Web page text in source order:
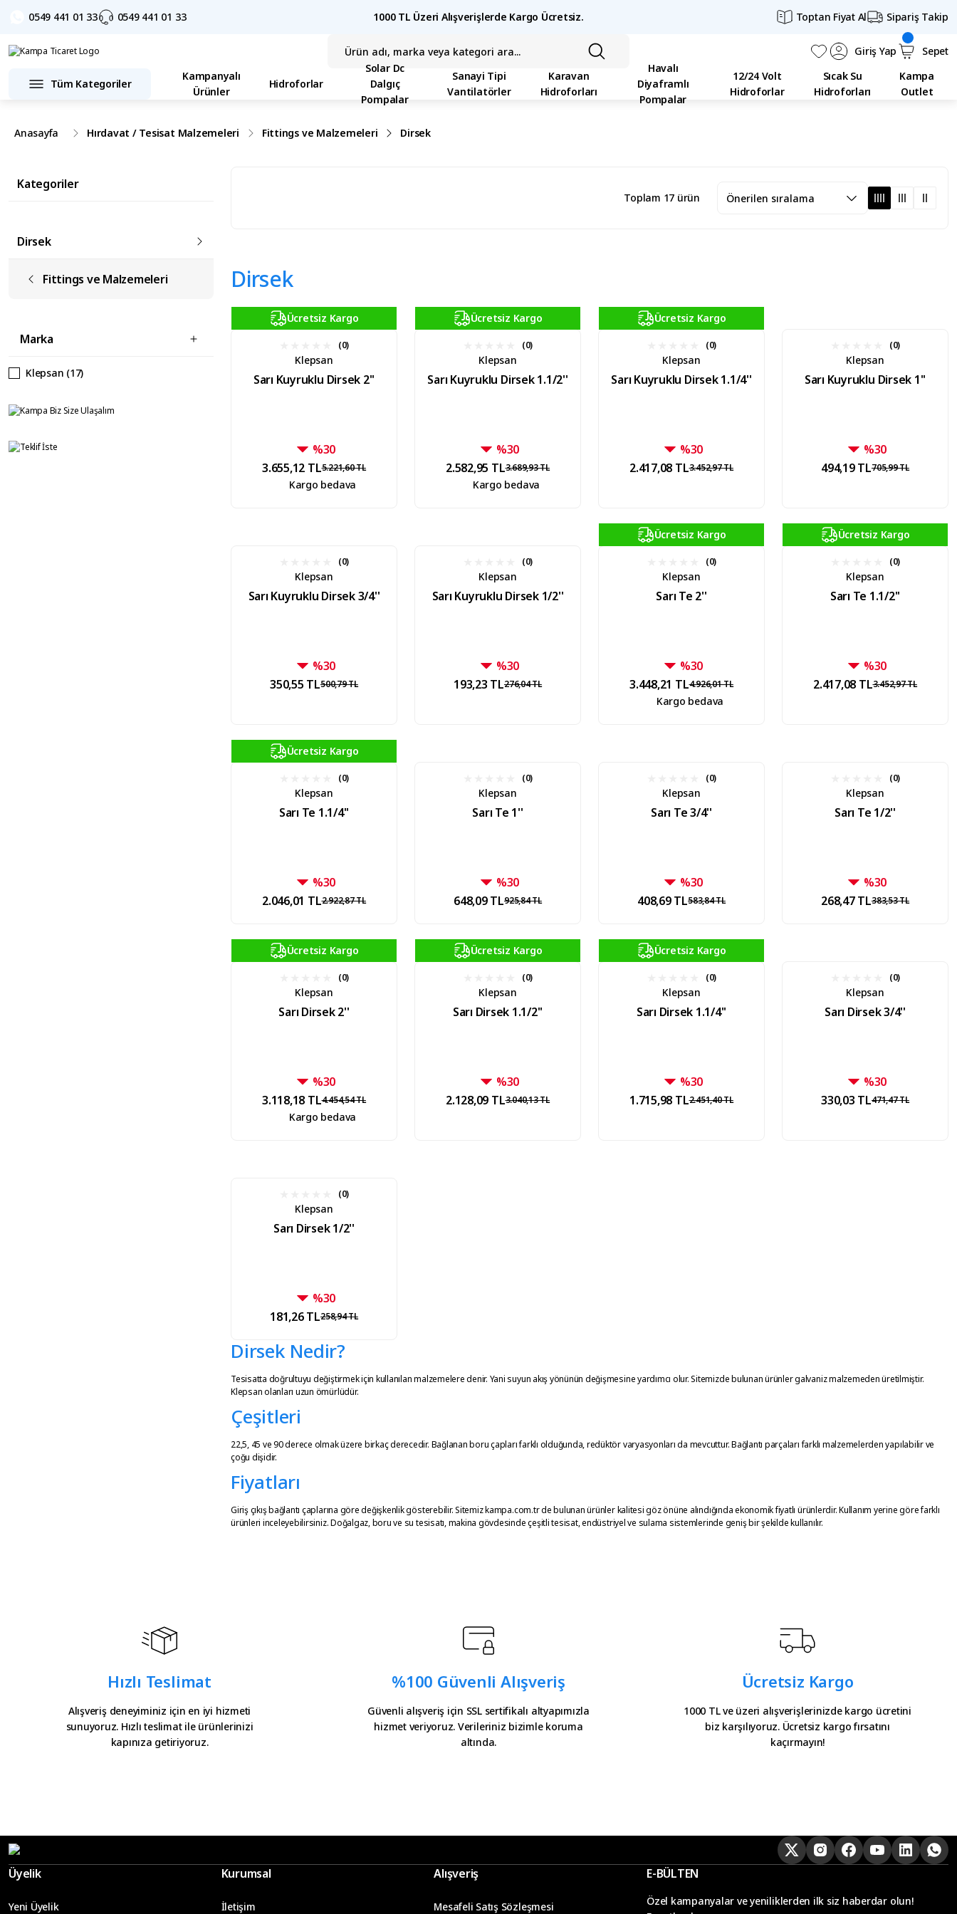
0549 441 01 33 0549 441 01 33 1000 TL Üzeri Alışverişlerde Kargo Ücretsiz. Toptan Fiyat Al Sipariş Takip
Giriş Yap Sepet
Tüm Kategoriler
Kampanyalı
Ürünler
Hidroforlar
Solar Dc
Dalgıç
Pompalar
Sanayi Tipi
Vantilatörler
Karavan
Hidroforları
Havalı
Diyaframlı
Pompalar
12/24 Volt
Hidroforlar
Sıcak Su
Hidroforları
Kampa
Outlet
Anasayfa Hırdavat / Tesisat Malzemeleri Fittings ve Malzemeleri Dirsek
Kategoriler
Dirsek
Fittings ve Malzemeleri
Marka
Klepsan (17)
Toplam 17 ürün
Dirsek
Ücretsiz Kargo
(0)
Klepsan
Sarı Kuyruklu Dirsek 2''
%30
3.655,12 TL5.221,60 TL
Kargo bedava
Ücretsiz Kargo
(0)
Klepsan
Sarı Kuyruklu Dirsek 1.1/2''
%30
2.582,95 TL3.689,93 TL
Kargo bedava
Ücretsiz Kargo
(0)
Klepsan
Sarı Kuyruklu Dirsek 1.1/4''
%30
2.417,08 TL3.452,97 TL
(0)
Klepsan
Sarı Kuyruklu Dirsek 1''
%30
494,19 TL705,99 TL
(0)
Klepsan
Sarı Kuyruklu Dirsek 3/4''
%30
350,55 TL500,79 TL
(0)
Klepsan
Sarı Kuyruklu Dirsek 1/2''
%30
193,23 TL276,04 TL
Ücretsiz Kargo
(0)
Klepsan
Sarı Te 2''
%30
3.448,21 TL4.926,01 TL
Kargo bedava
Ücretsiz Kargo
(0)
Klepsan
Sarı Te 1.1/2''
%30
2.417,08 TL3.452,97 TL
Ücretsiz Kargo
(0)
Klepsan
Sarı Te 1.1/4''
%30
2.046,01 TL2.922,87 TL
(0)
Klepsan
Sarı Te 1''
%30
648,09 TL925,84 TL
(0)
Klepsan
Sarı Te 3/4''
%30
408,69 TL583,84 TL
(0)
Klepsan
Sarı Te 1/2''
%30
268,47 TL383,53 TL
Ücretsiz Kargo
(0)
Klepsan
Sarı Dirsek 2''
%30
3.118,18 TL4.454,54 TL
Kargo bedava
Ücretsiz Kargo
(0)
Klepsan
Sarı Dirsek 1.1/2''
%30
2.128,09 TL3.040,13 TL
Ücretsiz Kargo
(0)
Klepsan
Sarı Dirsek 1.1/4''
%30
1.715,98 TL2.451,40 TL
(0)
Klepsan
Sarı Dirsek 3/4''
%30
330,03 TL471,47 TL
(0)
Klepsan
Sarı Dirsek 1/2''
%30
181,26 TL258,94 TL
Dirsek Nedir?
Tesisatta doğrultuyu değiştirmek için kullanılan malzemelere denir. Yani suyun akış yönünün değişmesine yardımcı olur. Sitemizde bulunan ürünler galvaniz malzemeden üretilmiştir.
Klepsan olanları uzun ömürlüdür.
Çeşitleri
22,5, 45 ve 90 derece olmak üzere birkaç derecedir. Bağlanan boru çapları farklı olduğunda, redüktör varyasyonları da mevcuttur.Bağlantı parçaları farklı malzemelerden yapılabilir ve
çoğu dişidir.
Fiyatları
Giriş çıkış bağlantı çaplarına göre değişkenlik gösterebilir. Sitemiz kampa.com.tr de bulunan ürünler kalitesi göz önüne alındığında ekonomik fiyatlı ürünlerdir. Kullanım yerine göre farklı
ürünleri inceleyebilirsiniz.Doğalgaz, boru ve su tesisatı, makina gövdesinde çeşitli tesisat, endüstriyel ve sulama sistemlerinde geniş bir şekilde kullanılır.
Hızlı Teslimat
Alışveriş deneyiminiz için en iyi hizmeti
sunuyoruz. Hızlı teslimat ile ürünlerinizi
kapınıza getiriyoruz.
%100 Güvenli Alışveriş
Güvenli alışveriş için SSL sertifikalı altyapımızla
hizmet veriyoruz. Verileriniz bizimle koruma
altında.
Ücretsiz Kargo
1000 TL ve üzeri alışverişlerinizde kargo ücretini
biz karşılıyoruz. Ücretsiz kargo fırsatını
kaçırmayın!
Üyelik
Yeni Üyelik
Kurumsal
İletişim
Alışveriş
Mesafeli Satış Sözleşmesi
E-BÜLTEN
Özel kampanyalar ve yeniliklerden ilk siz haberdar olun!